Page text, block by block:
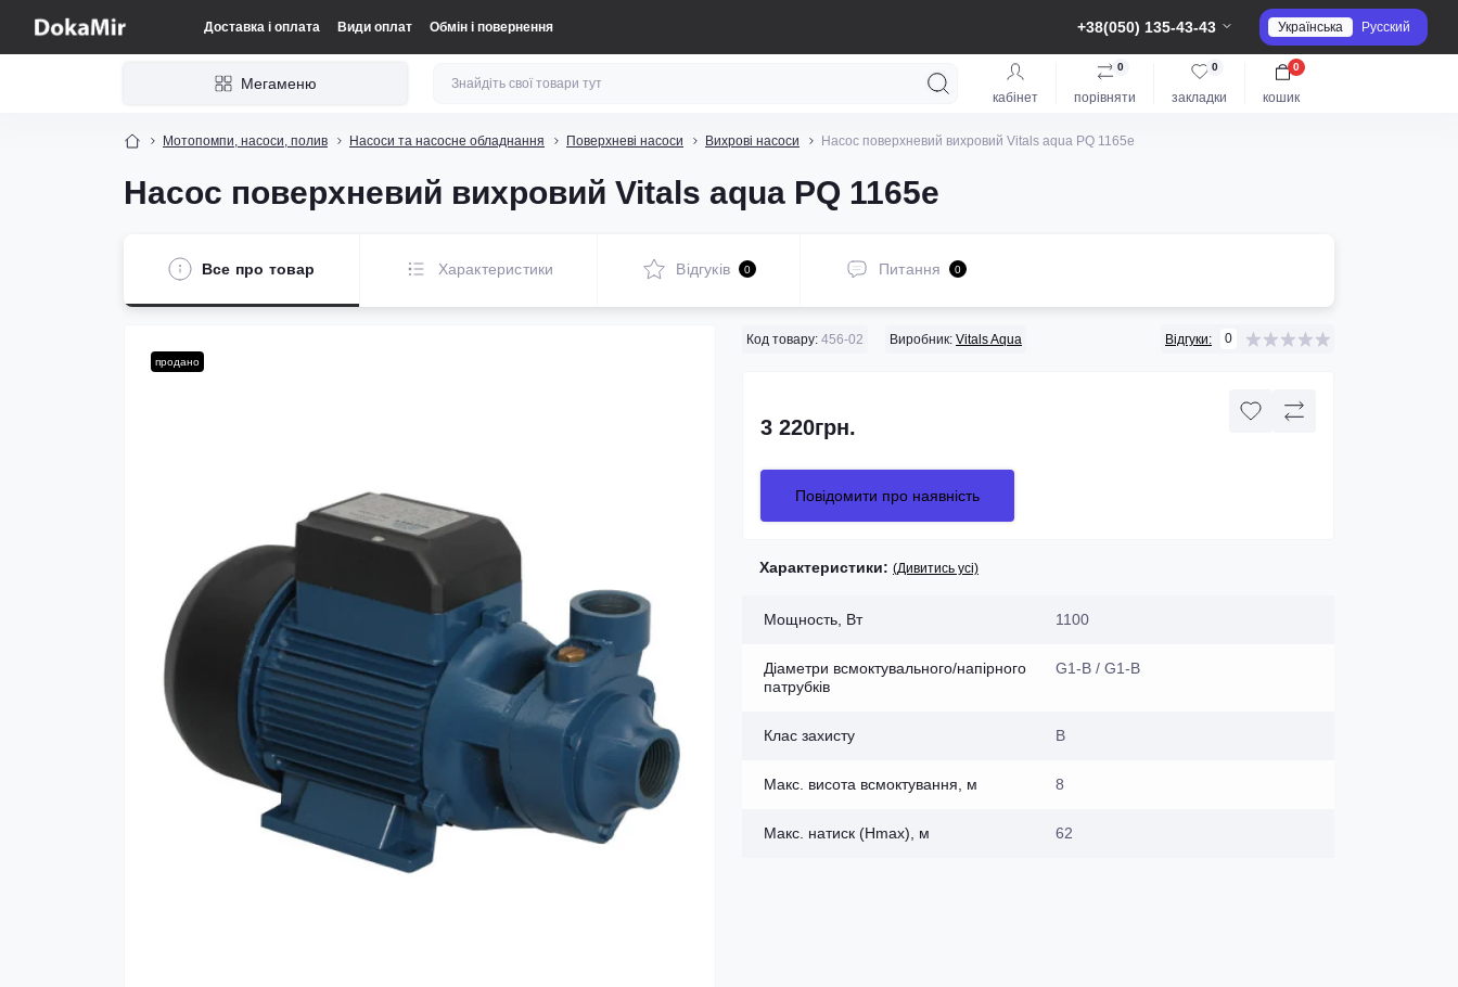
Доставка і оплата Види оплат Обмін і повернення +38(050) 135-43-43 Українська Русский
Мегаменю
кабінет порівняти
0
закладки
0
кошик
0
Мотопомпи, насоси, полив Насоси та насосне обладнання Поверхневі насоси Вихрові насоси Насос поверхневий вихровий Vitals aqua PQ 1165e
Насос поверхневий вихровий Vitals aqua PQ 1165e
Все про товар Характеристики Відгуків 0 Питання 0
продано
Код товару: 456-02 Виробник: Vitals Aqua Відгуки: 0
3 220грн.
Повідомити про наявність
Характеристики: (Дивитись усі)
Мощность, Вт 1100
Діаметри всмоктувального/напірного
патрубків
G1-B / G1-B
Клас захисту В
Макс. висота всмоктування, м 8
Макс. натиск (Нmax), м 62